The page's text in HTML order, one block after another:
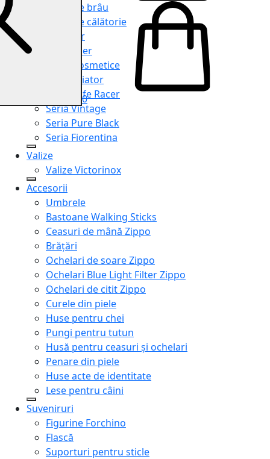
Genți de brâu
Genți de călătorie
Shopper
Organiser
Truse cosmetice
Seria Aviator
Seria Cafe Racer
Seria Vintage
Seria Pure Black
Seria Fiorentina
Valize
Valize Victorinox
Accesorii
Umbrele
Bastoane Walking Sticks
Ceasuri de mână Zippo
Brățări
Ochelari de soare Zippo
Ochelari Blue Light Filter Zippo
Ochelari de citit Zippo
Curele din piele
Huse pentru chei
Pungi pentru tutun
Husă pentru ceasuri și ochelari
Penare din piele
Huse acte de identitate
Lese pentru câini
Suveniruri
Figurine Forchino
Flască
Suporturi pentru sticle
0